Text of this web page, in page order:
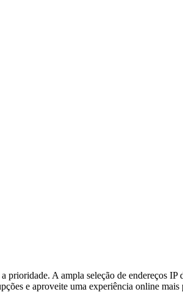
A ampla seleção de endereços
e aproveite uma experiência online